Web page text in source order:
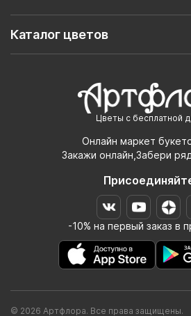
Цветы с бесплатной
Онлайн маркет
Закажи онлайн,Забери
-10% на первый заказ в
Каталог цветов
© 2026 Артфлора. Все права защищены.